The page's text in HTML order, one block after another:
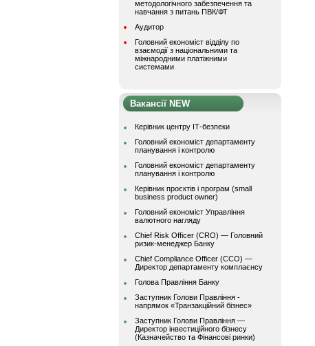
методологічного забезпечення та
навчання з питань ПВК/ФТ
Аудитор
Головний економіст відділу по
взаємодії з національними та
міжнародними платіжними
системами
Вакансії NEW
Керівник центру ІТ-безпеки
Головний економіст департаменту
планування і контролю
Головний економіст департаменту
планування і контролю
Керівник проєктів і програм (small
business product owner)
Головний економіст Управління
валютного нагляду
Chief Risk Officer (CRO) — Головний
ризик-менеджер Банку
Chief Compliance Officer (CCO) —
Директор департаменту комплаєнсу
Голова Правління Банку
Заступник Голови Правління -
напрямок «Транзакційний бізнес»
Заступник Голови Правління —
Директор інвестиційного бізнесу
(Казначейство та Фінансові ринки)